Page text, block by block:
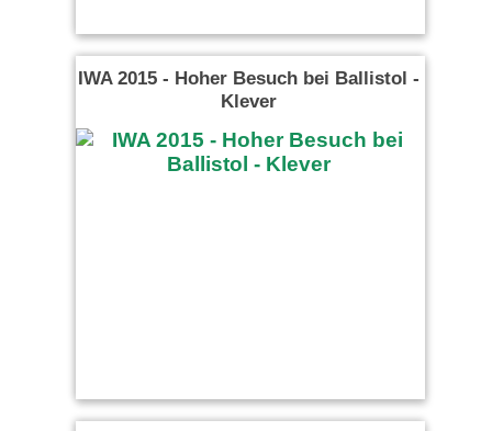
IWA 2015 - Hoher Besuch bei Ballistol -
Klever